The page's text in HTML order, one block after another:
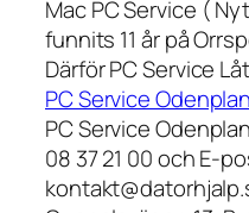
Mac PC Service (
funnits 11 år på
Därför PC Service
PC Service
PC Service
08 37 21 00 och E-